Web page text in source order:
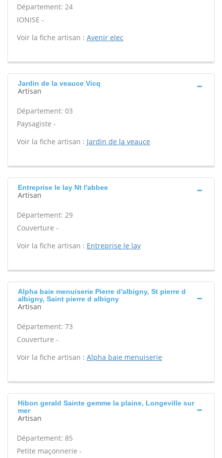
Département: 24
IONISE -
Voir la fiche artisan : Avenir elec
Jardin de la veauce Vicq
Artisan
Département: 03
Paysagiste -
Voir la fiche artisan : Jardin de la veauce
Entreprise le lay Nt l'abbee
Artisan
Département: 29
Couverture -
Voir la fiche artisan : Entreprise le lay
Alpha baie menuiserie Pierre d'albigny, St pierre d
albigny, Saint pierre d albigny
Artisan
Département: 73
Couverture -
Voir la fiche artisan : Alpha baie menuiserie
Hibon gerald Sainte gemme la plaine, Longeville sur
mer
Artisan
Département: 85
Petite maçonnerie -